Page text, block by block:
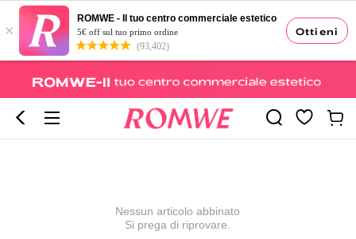
Ottieni
×
ROMWE - Il tuo centro commerciale estetico
5€ off sul tuo primo ordine
(93,402)
Nessun articolo abbinato
Si prega di riprovare.